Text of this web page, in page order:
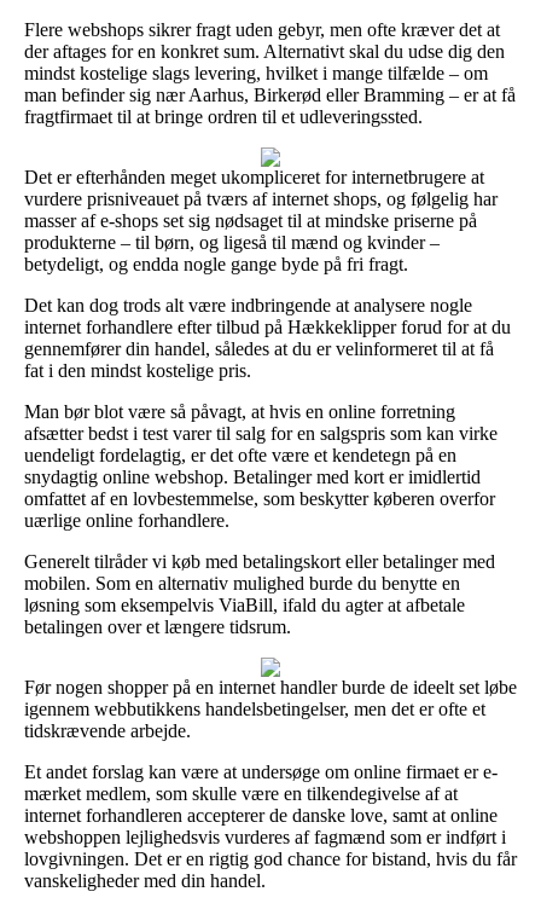
Flere webshops sikrer fragt uden gebyr, men ofte kræver det at
der aftages for en konkret sum. Alternativt skal du udse dig den
mindst kostelige slags levering, hvilket i mange tilfælde – om
man befinder sig nær Aarhus, Birkerød eller Bramming – er at få
fragtfirmaet til at bringe ordren til et udleveringssted.
Det er efterhånden meget ukompliceret for internetbrugere at
vurdere prisniveauet på tværs af internet shops, og følgelig har
masser af e-shops set sig nødsaget til at mindske priserne på
produkterne – til børn, og ligeså til mænd og kvinder –
betydeligt, og endda nogle gange byde på fri fragt.
Det kan dog trods alt være indbringende at analysere nogle
internet forhandlere efter tilbud på Hækkeklipper forud for at du
gennemfører din handel, således at du er velinformeret til at få
fat i den mindst kostelige pris.
Man bør blot være så påvagt, at hvis en online forretning
afsætter bedst i test varer til salg for en salgspris som kan virke
uendeligt fordelagtig, er det ofte være et kendetegn på en
snydagtig online webshop. Betalinger med kort er imidlertid
omfattet af en lovbestemmelse, som beskytter køberen overfor
uærlige online forhandlere.
Generelt tilråder vi køb med betalingskort eller betalinger med
mobilen. Som en alternativ mulighed burde du benytte en
løsning som eksempelvis ViaBill, ifald du agter at afbetale
betalingen over et længere tidsrum.
Før nogen shopper på en internet handler burde de ideelt set løbe
igennem webbutikkens handelsbetingelser, men det er ofte et
tidskrævende arbejde.
Et andet forslag kan være at undersøge om online firmaet er e-
mærket medlem, som skulle være en tilkendegivelse af at
internet forhandleren accepterer de danske love, samt at online
webshoppen lejlighedsvis vurderes af fagmænd som er indført i
lovgivningen. Det er en rigtig god chance for bistand, hvis du får
vanskeligheder med din handel.